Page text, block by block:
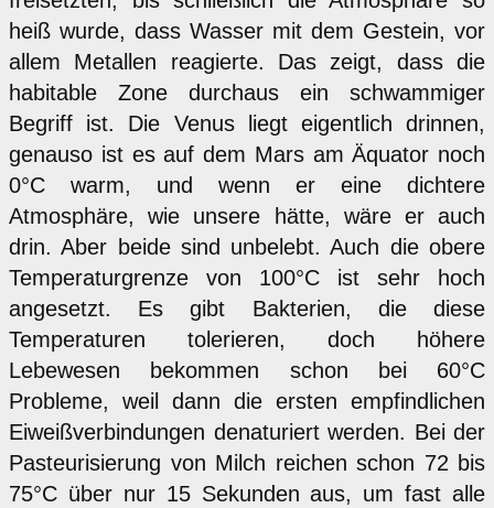
heiß wurde, dass Wasser mit dem Gestein, vor
allem Metallen reagierte. Das zeigt, dass die
habitable Zone durchaus ein schwammiger
Begriff ist. Die Venus liegt eigentlich drinnen,
genauso ist es auf dem Mars am Äquator noch
0°C warm, und wenn er eine dichtere
Atmosphäre, wie unsere hätte, wäre er auch
drin. Aber beide sind unbelebt. Auch die obere
Temperaturgrenze von 100°C ist sehr hoch
angesetzt. Es gibt Bakterien, die diese
Temperaturen tolerieren, doch höhere
Lebewesen bekommen schon bei 60°C
Probleme, weil dann die ersten empfindlichen
Eiweißverbindungen denaturiert werden. Bei der
Pasteurisierung von Milch reichen schon 72 bis
75°C über nur 15 Sekunden aus, um fast alle